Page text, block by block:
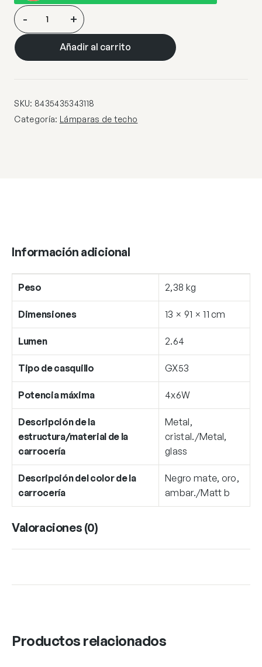
I3-
OLAIA-
LAMPARA
4L
cantidad
- +
Añadir al carrito
SKU: 8435435343118
Categoría: Lámparas de techo
Información adicional
Peso 2,38 kg
Dimensiones 13 × 91 × 11 cm
Lumen 2.64
Tipo de casquillo GX53
Potencia máxima 4x6W
Descripción de la
estructura/material de la
carrocería
Metal,
cristal./Metal,
glass
Descripción del color de la
carrocería
Negro mate, oro,
ambar./Matt b
Valoraciones (0)
Productos relacionados